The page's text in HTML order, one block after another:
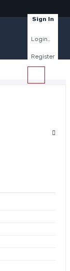
Sign In
Login..
Register